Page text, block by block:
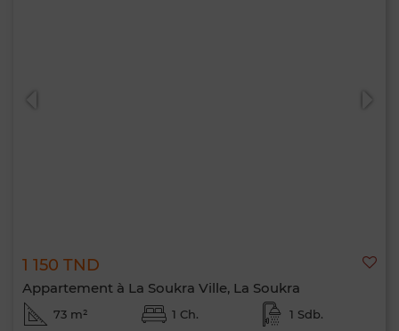
1 150 TND
Appartement à La Soukra Ville, La Soukra
73 m² 1 Ch. 1 Sdb.